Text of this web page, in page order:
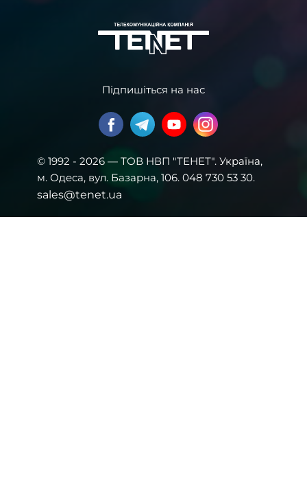
Підпишіться на нас
© 1992 - 2026 — ТОВ НВП "ТЕНЕТ". Українa,
м. Одеса, вул. Базарна, 106. 048 730 53 30.
sales@tenet.ua